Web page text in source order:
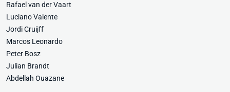
Rafael van der Vaart
Luciano Valente
Jordi Cruijff
Marcos Leonardo
Peter Bosz
Julian Brandt
Abdellah Ouazane